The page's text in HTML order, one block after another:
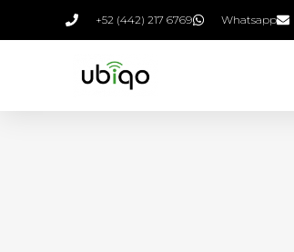
+52 (442) 217 6769 Whatsapp